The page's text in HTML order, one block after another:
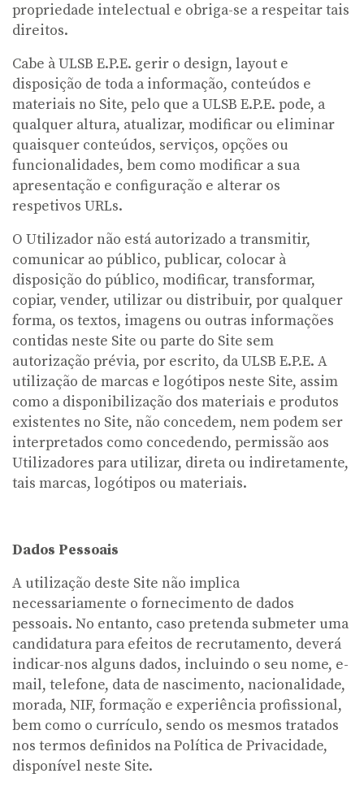
propriedade intelectual e obriga-se a respeitar tais
direitos.
Cabe à ULSB E.P.E. gerir o design, layout e
disposição de toda a informação, conteúdos e
materiais no Site, pelo que a ULSB E.P.E. pode, a
qualquer altura, atualizar, modificar ou eliminar
quaisquer conteúdos, serviços, opções ou
funcionalidades, bem como modificar a sua
apresentação e configuração e alterar os
respetivos URLs.
O Utilizador não está autorizado a transmitir,
comunicar ao público, publicar, colocar à
disposição do público, modificar, transformar,
copiar, vender, utilizar ou distribuir, por qualquer
forma, os textos, imagens ou outras informações
contidas neste Site ou parte do Site sem
autorização prévia, por escrito, da ULSB E.P.E. A
utilização de marcas e logótipos neste Site, assim
como a disponibilização dos materiais e produtos
existentes no Site, não concedem, nem podem ser
interpretados como concedendo, permissão aos
Utilizadores para utilizar, direta ou indiretamente,
tais marcas, logótipos ou materiais.
Dados Pessoais
A utilização deste Site não implica
necessariamente o fornecimento de dados
pessoais. No entanto, caso pretenda submeter uma
candidatura para efeitos de recrutamento, deverá
indicar-nos alguns dados, incluindo o seu nome, e-
mail, telefone, data de nascimento, nacionalidade,
morada, NIF, formação e experiência profissional,
bem como o currículo, sendo os mesmos tratados
nos termos definidos na Política de Privacidade,
disponível neste Site.